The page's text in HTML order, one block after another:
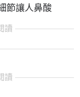
節讓人鼻酸
讀
讀